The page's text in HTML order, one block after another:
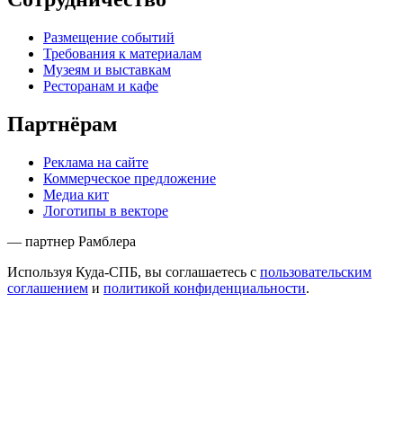
Размещение событий
Требования к материалам
Музеям и выставкам
Ресторанам и кафе
Партнёрам
Реклама на сайте
Коммерческое предложение
Медиа кит
Логотипы в векторе
— партнер Рамблера
Используя Куда-СПБ, вы соглашаетесь с пользовательским
соглашением и политикой конфиденциальности.